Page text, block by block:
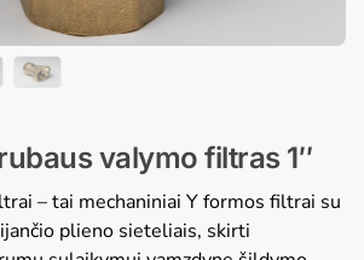
valymo filtras 1″
– tai mechaniniai Y formos filtrai su
plieno sieteliais, skirti